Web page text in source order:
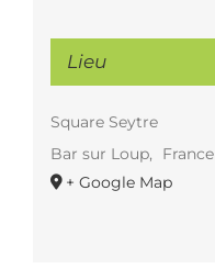
Lieu
Square Seytre
Bar sur Loup,
France
+ Google Map